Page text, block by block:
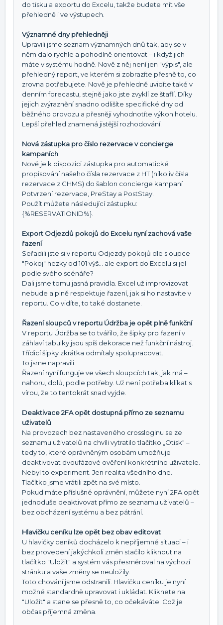
do tisku a exportu do Excelu, takže budete mít vše
přehledně i ve výstupech.
Významné dny přehledněji
Upravili jsme seznam významných dnů tak, aby se v
něm dalo rychle a pohodlně orientovat – i když jich
máte v systému hodně. Nově z něj není jen "výpis", ale
přehledný report, ve kterém si zobrazíte přesně to, co
zrovna potřebujete. Nově je přehledně uvidíte také v
denním forecastu, stejně jako jste zvyklí ze štaflí. Díky
jejich zvýraznění snadno odlišíte specifické dny od
běžného provozu a přesněji vyhodnotíte výkon hotelu.
Lepší přehled znamená jistější rozhodování.
Nová zástupka pro číslo rezervace v concierge
kampaních
Nově je k dispozici zástupka pro automatické
propisování našeho čísla rezervace z HT (nikoliv čísla
rezervace z CHMS) do šablon concierge kampaní
Potvrzení rezervace, PreStay a PostStay.
Použít můžete následující zástupku:
{%RESERVATIONID%}.
Export Odjezdů pokojů do Excelu nyní zachová vaše
řazení
Seřadili jste si v reportu Odjezdy pokojů dle sloupce
"Pokoj" hezky od 101 výš… ale export do Excelu si jel
podle svého scénáře?
Dali jsme tomu jasná pravidla. Excel už improvizovat
nebude a plně respektuje řazení, jak si ho nastavíte v
reportu. Co vidíte, to také dostanete.
Řazení sloupců v reportu Údržba je opět plně funkční
V reportu Údržba se to tvářilo, že šipky pro řazení v
záhlaví tabulky jsou spíš dekorace než funkční nástroj.
Třídicí šipky zkrátka odmítaly spolupracovat.
To jsme napravili.
Řazení nyní funguje ve všech sloupcích tak, jak má –
nahoru, dolů, podle potřeby. Už není potřeba klikat s
vírou, že to tentokrát snad vyjde.
Deaktivace 2FA opět dostupná přímo ze seznamu
uživatelů
Na provozech bez nastaveného crossloginu se ze
seznamu uživatelů na chvíli vytratilo tlačítko „Otisk“ –
tedy to, které oprávněným osobám umožňuje
deaktivovat dvoufázové ověření konkrétního uživatele.
Nebyl to experiment. Jen realita všedního dne.
Tlačítko jsme vrátili zpět na své místo.
Pokud máte příslušné oprávnění, můžete nyní 2FA opět
jednoduše deaktivovat přímo ze seznamu uživatelů –
bez obcházení systému a bez pátrání.
Hlavičku ceníku lze opět bez obav editovat
U hlavičky ceníků docházelo k nepříjemné situaci – i
bez provedení jakýchkoli změn stačilo kliknout na
tlačítko "Uložit" a systém vás přesměroval na výchozí
stránku a vaše změny se neuložily.
Toto chování jsme odstranili. Hlavičku ceníku je nyní
možné standardně upravovat i ukládat. Kliknete na
"Uložit" a stane se přesně to, co očekáváte. Což je
občas příjemná změna.